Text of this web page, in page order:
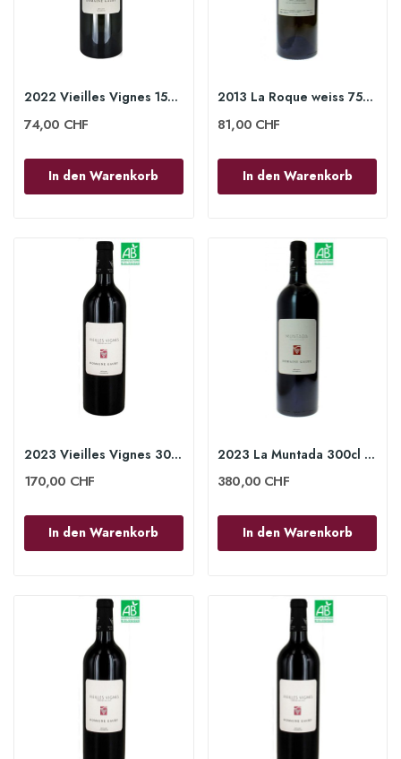
2022 Vieilles Vignes 150cl - Domaine Gauby
74,00 CHF
In den Warenkorb
2013 La Roque weiss 75cl - Domaine Gauby
81,00 CHF
In den Warenkorb
2023 Vieilles Vignes 300 cl - Domaine Gauby
170,00 CHF
In den Warenkorb
2023 La Muntada 300cl - Domaine Gauby
380,00 CHF
In den Warenkorb